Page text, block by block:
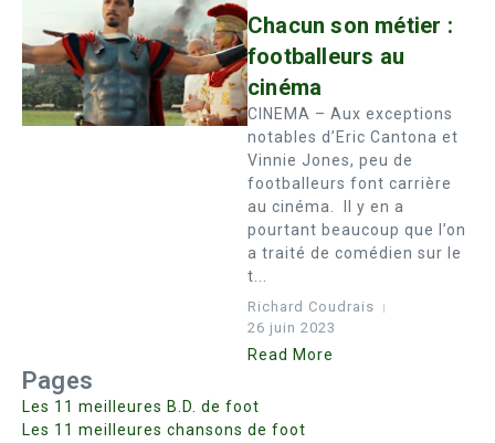
Chacun son métier :
footballeurs au
cinéma
CINEMA – Aux exceptions
notables d’Eric Cantona et
Vinnie Jones, peu de
footballeurs font carrière
au cinéma. Il y en a
pourtant beaucoup que l’on
a traité de comédien sur le
t...
Richard Coudrais
26 juin 2023
Read More
Pages
Les 11 meilleures B.D. de foot
Les 11 meilleures chansons de foot